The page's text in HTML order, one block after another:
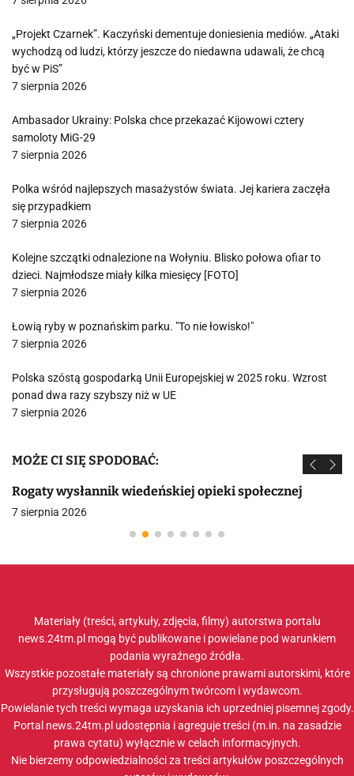
„Projekt Czarnek”. Kaczyński dementuje doniesienia mediów. „Ataki
wychodzą od ludzi, którzy jeszcze do niedawna udawali, że chcą
być w PiS”
7 sierpnia 2026
Ambasador Ukrainy: Polska chce przekazać Kijowowi cztery
samoloty MiG-29
7 sierpnia 2026
Polka wśród najlepszych masażystów świata. Jej kariera zaczęła
się przypadkiem
7 sierpnia 2026
Kolejne szczątki odnalezione na Wołyniu. Blisko połowa ofiar to
dzieci. Najmłodsze miały kilka miesięcy [FOTO]
7 sierpnia 2026
Łowią ryby w poznańskim parku. "To nie łowisko!"
7 sierpnia 2026
Polska szóstą gospodarką Unii Europejskiej w 2025 roku. Wzrost
ponad dwa razy szybszy niż w UE
7 sierpnia 2026
MOŻE CI SIĘ SPODOBAĆ:
Rogaty wysłannik wiedeńskiej opieki społecznej
7 sierpnia 2026
Materiały (treści, artykuły, zdjęcia, filmy) autorstwa portalu
news.24tm.pl mogą być publikowane i powielane pod warunkiem
podania wyraźnego źródła.
Wszystkie pozostałe materiały są chronione prawami autorskimi, które
przysługują poszczególnym twórcom i wydawcom.
Powielanie tych treści wymaga uzyskania ich uprzedniej pisemnej zgody.
Portal news.24tm.pl udostępnia i agreguje treści (m.in. na zasadzie
prawa cytatu) wyłącznie w celach informacyjnych.
Nie bierzemy odpowiedzialności za treści artykułów poszczególnych